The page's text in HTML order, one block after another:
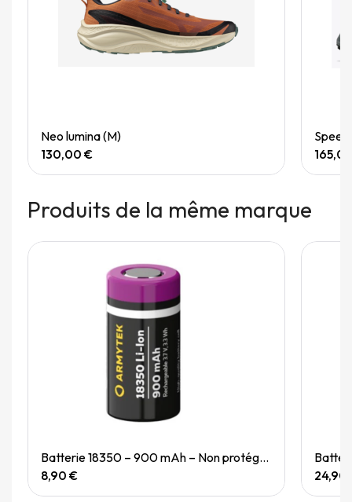
Neo lumina (M)
130,00 €
Produits de la même marque
Quick View
Batterie 18350 – 900 mAh – Non protégée
8,90 €
24,90